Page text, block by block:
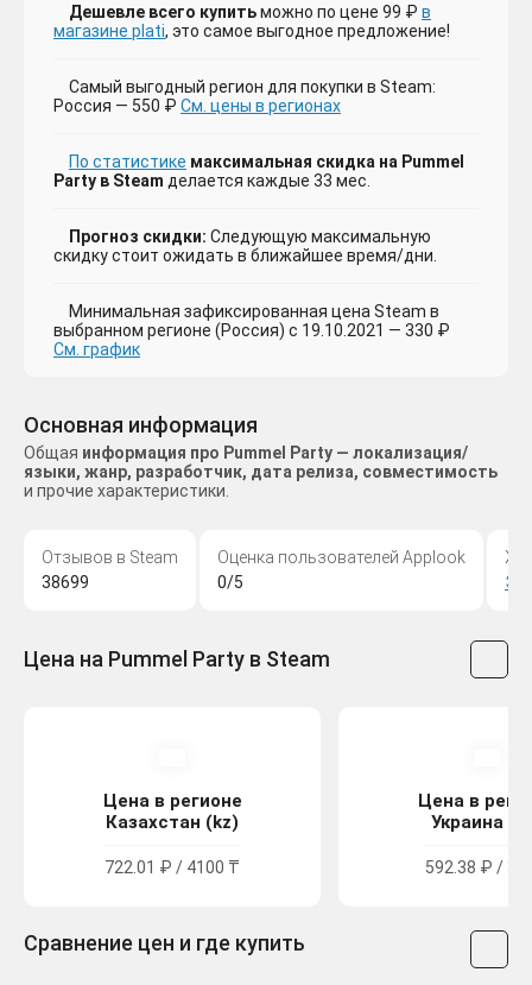
Дешевле всего купитьможно по цене 99 ₽ в
магазине plati, это самое выгодное предложение!
Самый выгодный регион для покупки в Steam:
Россия — 550 ₽ См. цены в регионах
По статистике максимальная скидка на Pummel
Party в Steam делается каждые 33 мес.
Прогноз скидки: Следующую максимальную
скидку стоит ожидать в ближайшее время/дни.
Минимальная зафиксированная цена Steam в
выбранном регионе (Россия) с 19.10.2021 — 330 ₽
См. график
Основная информация
Общая информация про Pummel Party — локализация/
языки, жанр, разработчик, дата релиза, совместимость
и прочие характеристики.
Отзывов в Steam
38699
Оценка пользователей Applook
0/5
Цена на Pummel Party в Steam
Цена в регионе
Казахстан (kz)
722.01 ₽ / 4100 ₸
Цена в
Украина
592.38 ₽ /
Сравнение цен и где купить